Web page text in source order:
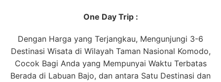
One Day Trip :
Dengan Harga yang Terjangkau, Mengunjungi 3-6
Destinasi Wisata di Wilayah Taman Nasional Komodo,
Cocok Bagi Anda yang Mempunyai Waktu Terbatas
Berada di Labuan Bajo, dan antara Satu Destinasi dan